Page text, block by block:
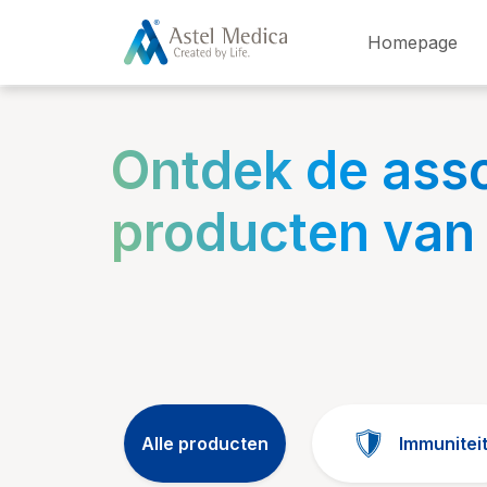
Homepage
Ontdek de
producten
Alle producten Immuniteit